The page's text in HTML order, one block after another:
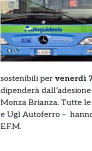
sostenibili per venerdì
dipenderà
Monza Brianza. Tutte
e Ugl Autoferro –
E.F.M.